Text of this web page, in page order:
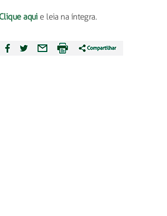
Clique aquie leia na íntegra.